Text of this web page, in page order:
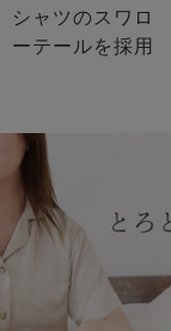
シャツのスワロ
ーテールを採用